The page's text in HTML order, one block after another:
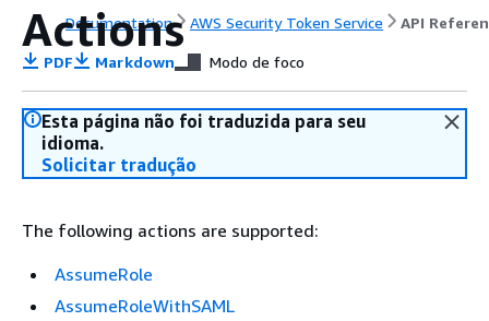
Documentation AWS Security Token Service API
Actions
PDF Markdown Modo de foco
Esta página não foi traduzida para seu
idioma.
Solicitar tradução
The following actions are supported:
AssumeRole
AssumeRoleWithSAML